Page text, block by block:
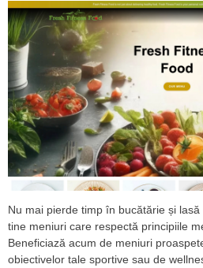
Nu mai pierde timp în bucătărie și
tine meniuri care respectă principiile
Beneficiază acum de meniuri
obiectivelor tale sportive sau de